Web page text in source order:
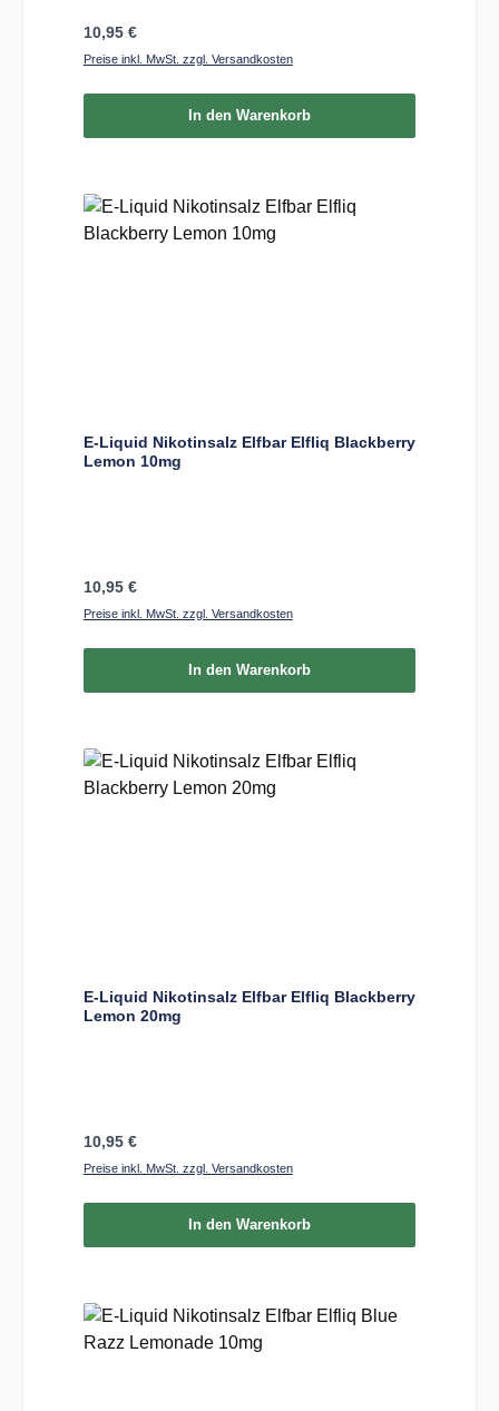
Regulärer Preis:
10,95 €
Preise inkl. MwSt. zzgl. Versandkosten
In den Warenkorb
E-Liquid Nikotinsalz Elfbar Elfliq Blackberry
Lemon 10mg
Regulärer Preis:
10,95 €
Preise inkl. MwSt. zzgl. Versandkosten
In den Warenkorb
E-Liquid Nikotinsalz Elfbar Elfliq Blackberry
Lemon 20mg
Regulärer Preis:
10,95 €
Preise inkl. MwSt. zzgl. Versandkosten
In den Warenkorb